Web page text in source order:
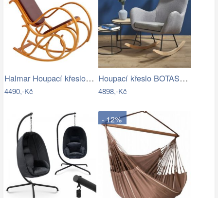
Halmar Houpací křeslo MAX BIS 95x52 cm…
4490,-Kč
Houpací křeslo BOTAS Halmar
4898,-Kč
- 12%